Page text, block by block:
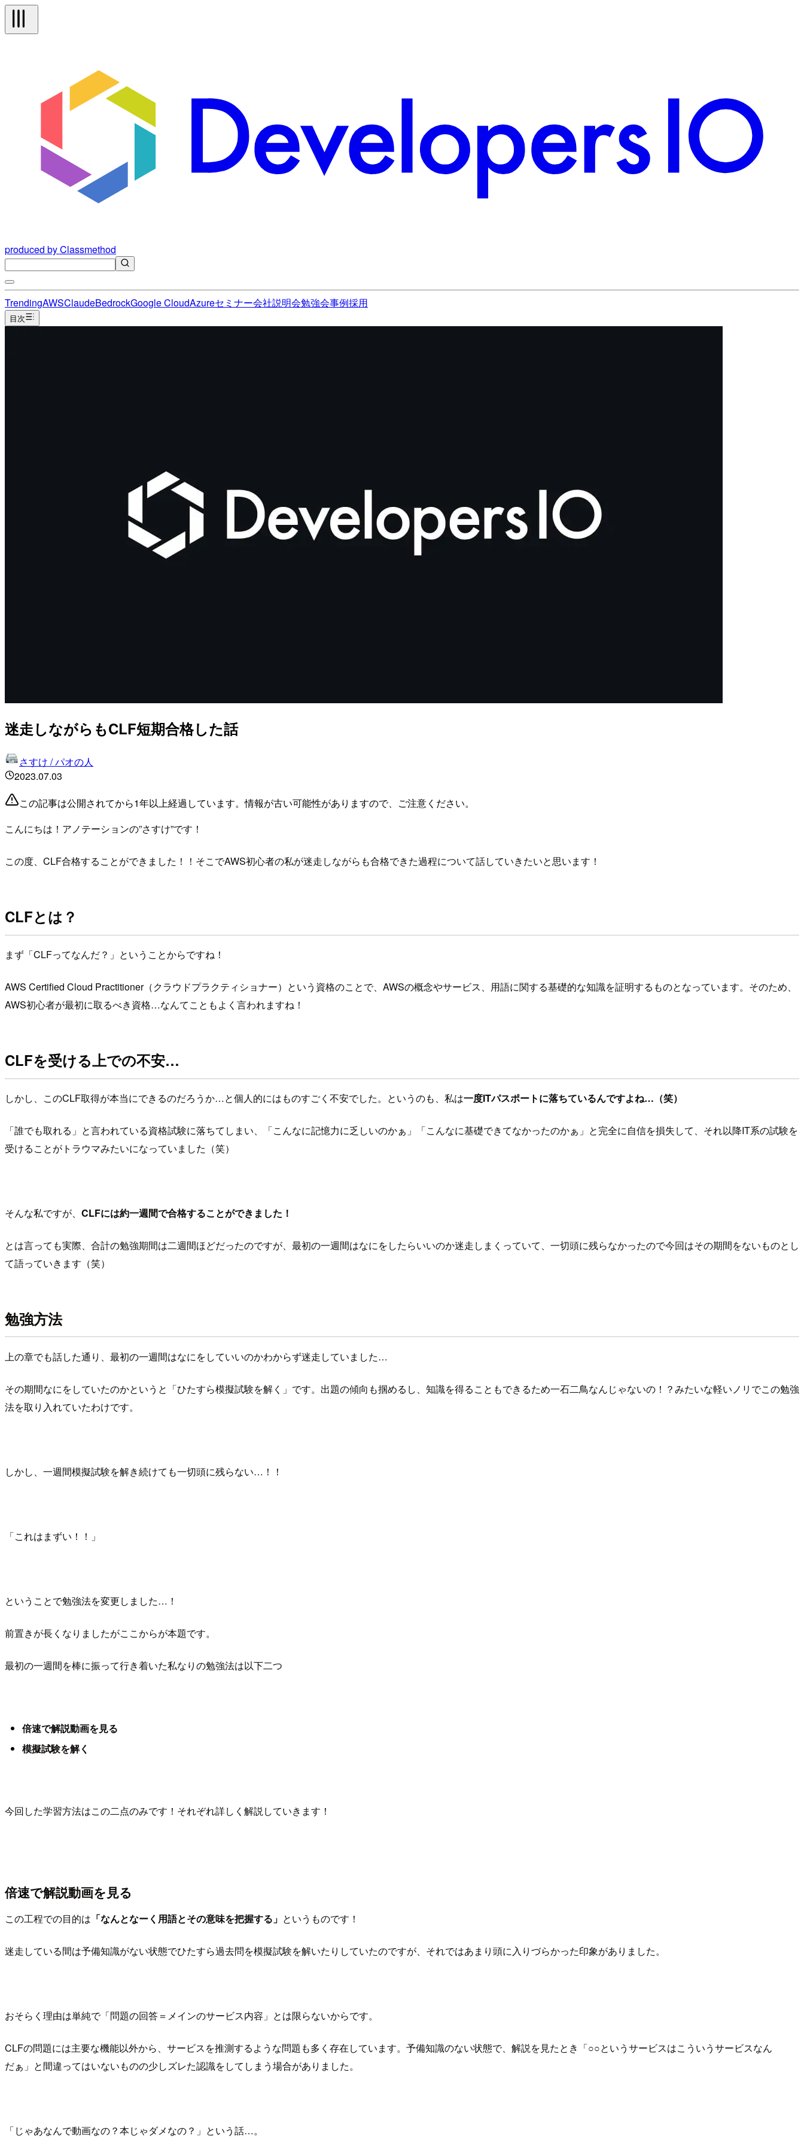
produced by Classmethod
TrendingAWSClaudeBedrockGoogle CloudAzureセミナー会社説明会勉強会事例採用
目次
迷走しながらもCLF短期合格した話
さすけ / パオの人
2023.07.03
この記事は公開されてから1年以上経過しています。情報が古い可能性がありますので、ご注意ください。
こんにちは！アノテーションの”さすけ”です！
この度、CLF合格することができました！！そこでAWS初心者の私が迷走しながらも合格できた過程について話していきたいと思います！
CLFとは？
まず「CLFってなんだ？」ということからですね！
AWS Certified Cloud Practitioner（クラウドプラクティショナー）という資格のことで、AWSの概念やサービス、用語に関する基礎的な知識を証明するものとなっています。そのため、
AWS初心者が最初に取るべき資格…なんてこともよく言われますね！
CLFを受ける上での不安…
しかし、このCLF取得が本当にできるのだろうか…と個人的にはものすごく不安でした。というのも、私は一度ITパスポートに落ちているんですよね…（笑）
「誰でも取れる」と言われている資格試験に落ちてしまい、「こんなに記憶力に乏しいのかぁ」「こんなに基礎できてなかったのかぁ」と完全に自信を損失して、それ以降IT系の試験を
受けることがトラウマみたいになっていました（笑）
そんな私ですが、 CLFには約一週間で合格することができました！
とは言っても実際、合計の勉強期間は二週間ほどだったのですが、最初の一週間はなにをしたらいいのか迷走しまくっていて、一切頭に残らなかったので今回はその期間をないものとし
て語っていきます（笑）
勉強方法
上の章でも話した通り、最初の一週間はなにをしていいのかわからず迷走していました…
その期間なにをしていたのかというと「ひたすら模擬試験を解く」です。出題の傾向も掴めるし、知識を得ることもできるため一石二鳥なんじゃないの！？みたいな軽いノリでこの勉強
法を取り入れていたわけです。
しかし、一週間模擬試験を解き続けても一切頭に残らない…！！
「これはまずい！！」
ということで勉強法を変更しました…！
前置きが長くなりましたがここからが本題です。
最初の一週間を棒に振って行き着いた私なりの勉強法は以下二つ
倍速で解説動画を見る
模擬試験を解く
今回した学習方法はこの二点のみです！それぞれ詳しく解説していきます！
倍速で解説動画を見る
この工程での目的は 「なんとなーく用語とその意味を把握する」 というものです！
迷走している間は予備知識がない状態でひたすら過去問を模擬試験を解いたりしていたのですが、それではあまり頭に入りづらかった印象がありました。
おそらく理由は単純で「問題の回答＝メインのサービス内容」とは限らないからです。
CLFの問題には主要な機能以外から、サービスを推測するような問題も多く存在しています。予備知識のない状態で、解説を見たとき「○○というサービスはこういうサービスなん
だぁ」と間違ってはいないものの少しズレた認識をしてしまう場合がありました。
「じゃあなんで動画なの？本じゃダメなの？」という話…。